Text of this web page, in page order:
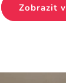
Zobrazit